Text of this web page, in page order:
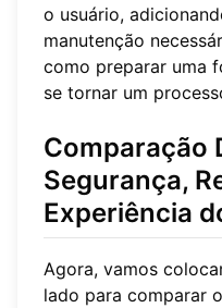
o usuário,
manutenção
como preparar uma
se tornar um
Comparação
Segurança,
Experiência
Agora, vamos
lado para comparar